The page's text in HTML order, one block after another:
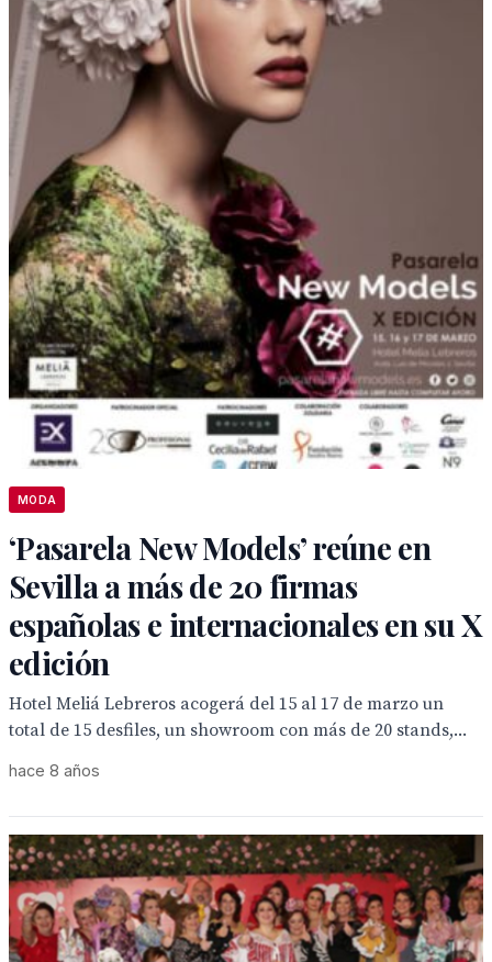
MODA
‘Pasarela New Models’ reúne en
Sevilla a más de 20 firmas
españolas e internacionales en su X
edición
Hotel Meliá Lebreros acogerá del 15 al 17 de marzo un
total de 15 desfiles, un showroom con más de 20 stands,...
hace 8 años